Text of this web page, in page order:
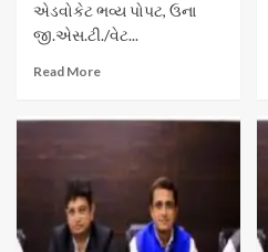
એડવોકેટ ભવ્ય પોપટ, ઉના
જી.એસ.ટી./વેટ...
Read More